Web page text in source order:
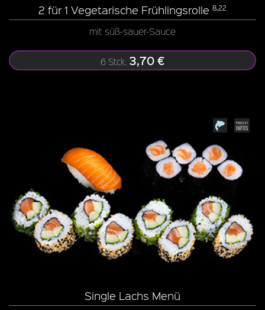
2 für 1 Vegetarische Frühlingsrolle 8,22
mit süß-sauer-Sauce
6 Stck. 3,70 €
Single Lachs Menü